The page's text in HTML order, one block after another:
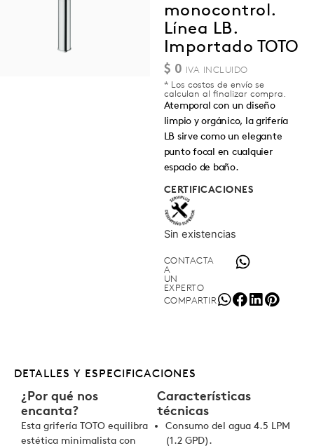
monocontrol.
Línea LB.
Importado TOTO
$ 0
* Los costos de envío se
calculan al finalizar compra.
Atemporal con un diseño
limpio y orgánico, la grifería
LB sirve como un elegante
punto focal en cualquier
espacio de baño.
CERTIFICACIONES
Sin existencias
CONTACTA
A
UN
EXPERTO
COMPARTIR
DETALLES Y ESPECIFICACIONES
¿Por qué nos
encanta?
Esta grifería TOTO equilibra
estética minimalista con
Características
técnicas
Consumo del agua 4.5 LPM
(1.2 GPD).